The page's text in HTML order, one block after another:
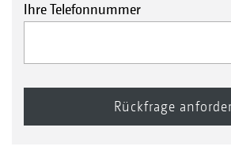
Ihre Telefonnummer